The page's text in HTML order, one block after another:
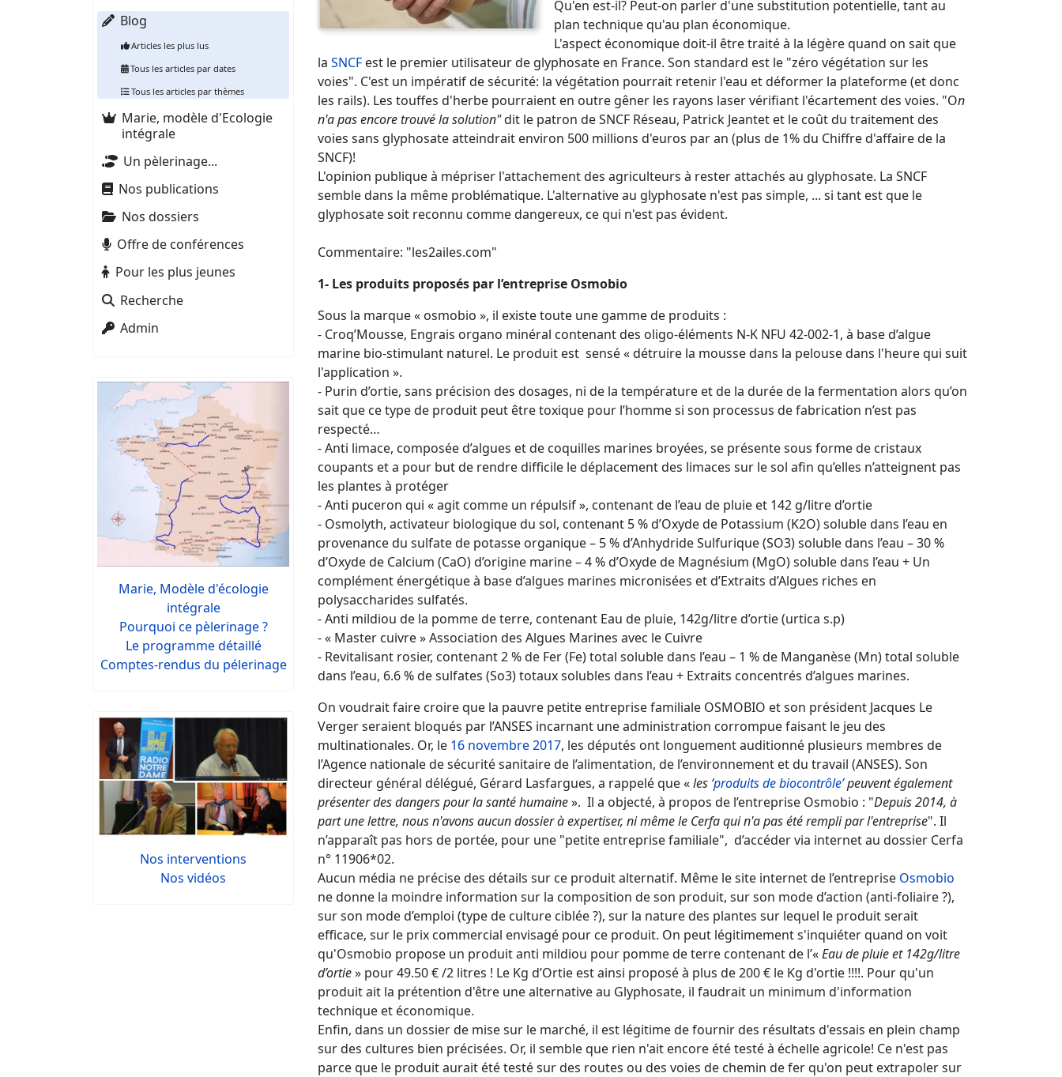
Blog
Articles les plus lus
Tous les articles par dates
Tous les articles par thèmes
Marie, modèle d'Ecologie
intégrale
Un pèlerinage...
Nos publications
Nos dossiers
Offre de conférences
Pour les plus jeunes
Recherche
Admin
Marie, Modèle d'écologie
intégrale
Pourquoi ce pèlerinage ?
Le programme détaillé
Comptes-rendus du pélerinage
Nos interventions
Nos vidéos
Qu'en est-il? Peut-on parler d'une substitution potentielle, tant au
plan technique qu'au plan économique.
L'aspect économique doit-il être traité à la légère quand on sait que
la SNCF est le premier utilisateur de glyphosate en France. Son standard est le "zéro végétation sur les
voies". C'est un impératif de sécurité: la végétation pourrait retenir l'eau et déformer la plateforme (et donc
les rails). Les touffes d'herbe pourraient en outre gêner les rayons laser vérifiant l'écartement des voies. "On
n'a pas encore trouvé la solution"dit le patron de SNCF Réseau, Patrick Jeantet et le coût du traitement des
voies sans glyphosate atteindrait environ 500 millions d'euros par an (plus de 1% du Chiffre d'affaire de la
SNCF)!
L'opinion publique à mépriser l'attachement des agriculteurs à rester attachés au glyphosate. La SNCF
semble dans la même problématique. L'alternative au glyphosate n'est pas simple, ... si tant est que le
glyphosate soit reconnu comme dangereux, ce qui n'est pas évident.
Commentaire: "les2ailes.com"
1- Les produits proposés par l’entreprise Osmobio
Sous la marque « osmobio », il existe toute une gamme de produits :
- Croq’Mousse, Engrais organo minéral contenant des oligo-éléments N-K NFU 42-002-1, à base d’algue
marine bio-stimulant naturel. Le produit est sensé « détruire la mousse dans la pelouse dans l'heure qui suit
l'application ».
- Purin d’ortie, sans précision des dosages, ni de la température et de la durée de la fermentation alors qu’on
sait que ce type de produit peut être toxique pour l’homme si son processus de fabrication n’est pas
respecté…
- Anti limace, composée d’algues et de coquilles marines broyées, se présente sous forme de cristaux
coupants et a pour but de rendre difficile le déplacement des limaces sur le sol afin qu’elles n’atteignent pas
les plantes à protéger
- Anti puceron qui « agit comme un répulsif », contenant de l’eau de pluie et 142 g/litre d’ortie
- Osmolyth, activateur biologique du sol, contenant 5 % d’Oxyde de Potassium (K2O) soluble dans l’eau en
provenance du sulfate de potasse organique – 5 % d’Anhydride Sulfurique (SO3) soluble dans l’eau – 30 %
d’Oxyde de Calcium (CaO) d’origine marine – 4 % d’Oxyde de Magnésium (MgO) soluble dans l’eau + Un
complément énergétique à base d’algues marines micronisées et d’Extraits d’Algues riches en
polysaccharides sulfatés.
- Anti mildiou de la pomme de terre, contenant Eau de pluie, 142g/litre d’ortie (urtica s.p)
- « Master cuivre » Association des Algues Marines avec le Cuivre
- Revitalisant rosier, contenant 2 % de Fer (Fe) total soluble dans l’eau – 1 % de Manganèse (Mn) total soluble
dans l’eau, 6.6 % de sulfates (So3) totaux solubles dans l’eau + Extraits concentrés d’algues marines.
On voudrait faire croire que la pauvre petite entreprise familiale OSMOBIO et son président Jacques Le
Verger seraient bloqués par l’ANSES incarnant une administration corrompue faisant le jeu des
multinationales. Or, le 16 novembre 2017, les députés ont longuement auditionné plusieurs membres de
l’Agence nationale de sécurité sanitaire de l’alimentation, de l’environnement et du travail (ANSES). Son
directeur général délégué, Gérard Lasfargues, a rappelé que «les ‘produits de biocontrôle’peuvent également
présenter des dangers pour la santé humaine». Il a objecté, à propos de l’entreprise Osmobio : "Depuis 2014, à
part une lettre, nous n'avons aucun dossier à expertiser, ni même le Cerfa qui n'a pas été rempli par l'entreprise". Il
n’apparaît pas hors de portée, pour une "petite entreprise familiale", d’accéder via internet au dossier Cerfa
n° 11906*02.
Aucun média ne précise des détails sur ce produit alternatif. Même le site internet de l’entreprise Osmobio
ne donne la moindre information sur la composition de son produit, sur son mode d’action (anti-foliaire ?),
sur son mode d’emploi (type de culture ciblée ?), sur la nature des plantes sur lequel le produit serait
efficace, sur le prix commercial envisagé pour ce produit. On peut légitimement s'inquiéter quand on voit
qu'Osmobio propose un produit anti mildiou pour pomme de terre contenant de l’«Eau de pluie et 142g/litre
d’ortie» pour 49.50 € /2 litres ! Le Kg d’Ortie est ainsi proposé à plus de 200 € le Kg d'ortie !!!!. Pour qu'un
produit ait la prétention d'être une alternative au Glyphosate, il faudrait un minimum d'information
technique et économique.
Enfin, dans un dossier de mise sur le marché, il est légitime de fournir des résultats d'essais en plein champ
sur des cultures bien précisées. Or, il semble que rien n'ait encore été testé à échelle agricole! Ce n'est pas
parce que le produit aurait été testé sur des routes ou des voies de chemin de fer qu'on peut extrapoler sur